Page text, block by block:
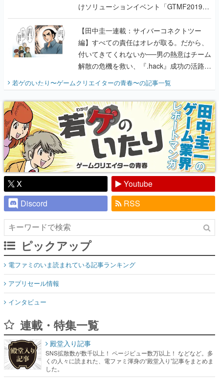
けソリューションイベント「GTMF2019」
に行って、より理解を深めよう【PR】
【田中圭一連載：サイバーコネクトツー
編】すべての責任はオレが取る。だから、
付いてきてくれないか──男の熱意はチーム
解散の危機を救い、『.hack』成功の活路を
『少年ジャンプ』色だった【若ゲのいた
り】
若ゲのいたり〜ゲームクリエイターの青春〜の記事一覧
X
Youtube
Discord
RSS
ピックアップ
電ファミのいま読まれている記事ランキング
アプリセール情報
インタビュー
連載・特集一覧
殿堂入り記事
SNS拡散数が数千以上！ ページビュー数万以上！ などなど。多
くの人々に読まれた、電ファミ渾身の“殿堂入り”記事をまとめま
した。